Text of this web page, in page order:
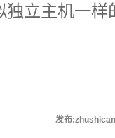
立主机一
发布